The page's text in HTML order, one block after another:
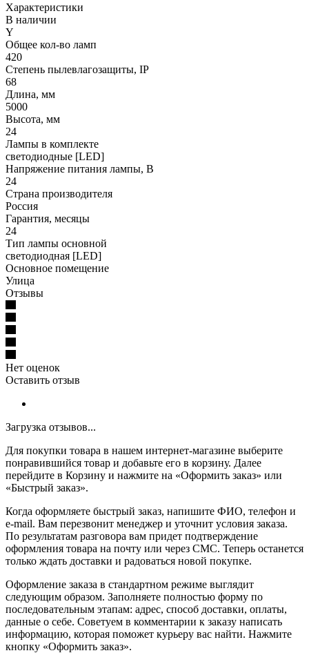
Характеристики
В наличии
Y
Общее кол-во ламп
420
Степень пылевлагозащиты, IP
68
Длина, мм
5000
Высота, мм
24
Лампы в комплекте
светодиодные [LED]
Напряжение питания лампы, В
24
Страна производителя
Россия
Гарантия, месяцы
24
Тип лампы основной
светодиодная [LED]
Основное помещение
Улица
Отзывы
Нет оценок
Оставить отзыв
Загрузка отзывов...
Для покупки товара в нашем интернет-магазине выберите
понравившийся товар и добавьте его в корзину. Далее
перейдите в Корзину и нажмите на «Оформить заказ» или
«Быстрый заказ».
Когда оформляете быстрый заказ, напишите ФИО, телефон и
e-mail. Вам перезвонит менеджер и уточнит условия заказа.
По результатам разговора вам придет подтверждение
оформления товара на почту или через СМС. Теперь останется
только ждать доставки и радоваться новой покупке.
Оформление заказа в стандартном режиме выглядит
следующим образом. Заполняете полностью форму по
последовательным этапам: адрес, способ доставки, оплаты,
данные о себе. Советуем в комментарии к заказу написать
информацию, которая поможет курьеру вас найти. Нажмите
кнопку «Оформить заказ».